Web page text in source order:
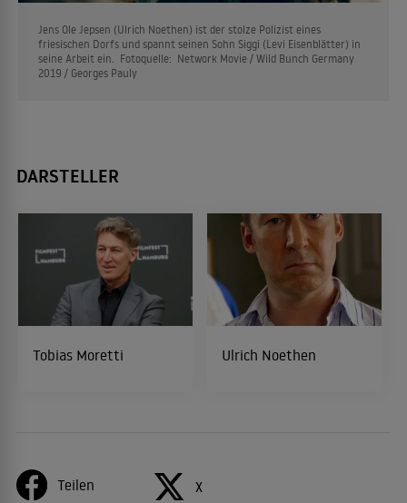
Jens Ole Jepsen (Ulrich Noethen) ist der stolze Polizist eines
friesischen Dorfs und spannt seinen Sohn Siggi (Levi Eisenblätter) in
seine Arbeit ein. Fotoquelle: Network Movie / Wild Bunch Germany
2019 / Georges Pauly
DARSTELLER
Tobias Moretti Ulrich Noethen
Teilen X